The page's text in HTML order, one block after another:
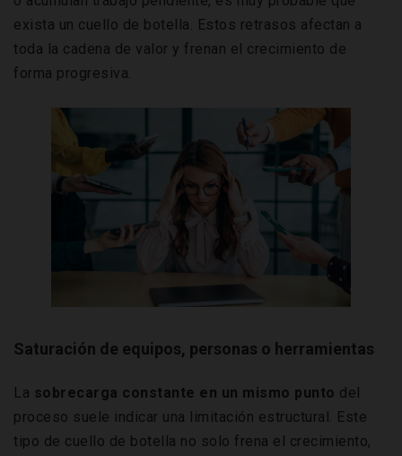
exista un cuello de botella. Estos retrasos afectan a
toda la cadena de valor y frenan el crecimiento de
forma progresiva.
Saturación de equipos, personas o herramientas
La sobrecarga constante en un mismo punto del
proceso suele indicar una limitación estructural. Este
tipo de cuello de botella no solo frena el crecimiento,